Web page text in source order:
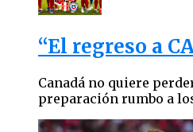
“El regreso a
Canadá no quiere
preparación rumbo a